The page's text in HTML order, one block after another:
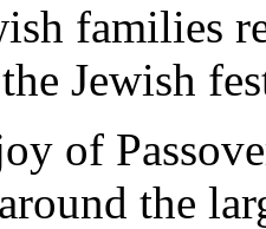
families
Jewish
of
the